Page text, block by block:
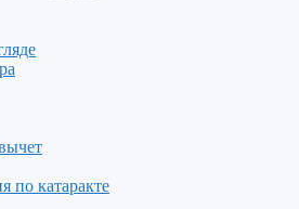
по катаракте